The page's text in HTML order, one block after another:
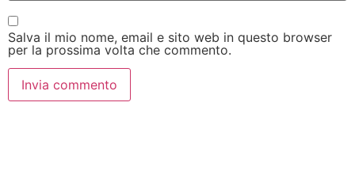
Salva il mio nome, email e sito web in questo browser
per la prossima volta che commento.